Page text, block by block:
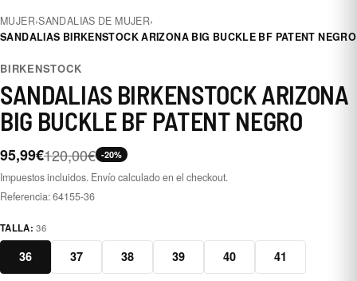
MUJER›SANDALIAS DE MUJER›
SANDALIAS BIRKENSTOCK ARIZONA BIG BUCKLE BF PATENT NEGRO
BIRKENSTOCK
SANDALIAS BIRKENSTOCK ARIZONA
BIG BUCKLE BF PATENT NEGRO
95,99€120,00€ -20%
Impuestos incluidos. Envío calculado en el checkout.
Referencia:64155-36
TALLA:36
36 37 38 39 40 41